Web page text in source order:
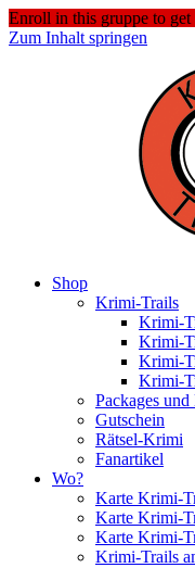
Enroll in this gruppe to get
Zum Inhalt springen
Shop
Krimi-Trails
Krimi-
Krimi-
Krimi-
Krimi-
Packages
Gutschein
Rätsel-Krimi
Fanartikel
Wo?
Karte Krimi-
Karte Krimi-
Karte Krimi-
Krimi-Trails